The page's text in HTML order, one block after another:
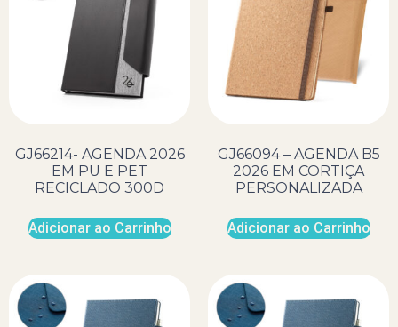
GJ66214- AGENDA 2026
EM PU E PET
RECICLADO 300D
Adicionar ao Carrinho
GJ66094 – AGENDA B5
2026 EM CORTIÇA
PERSONALIZADA
Adicionar ao Carrinho